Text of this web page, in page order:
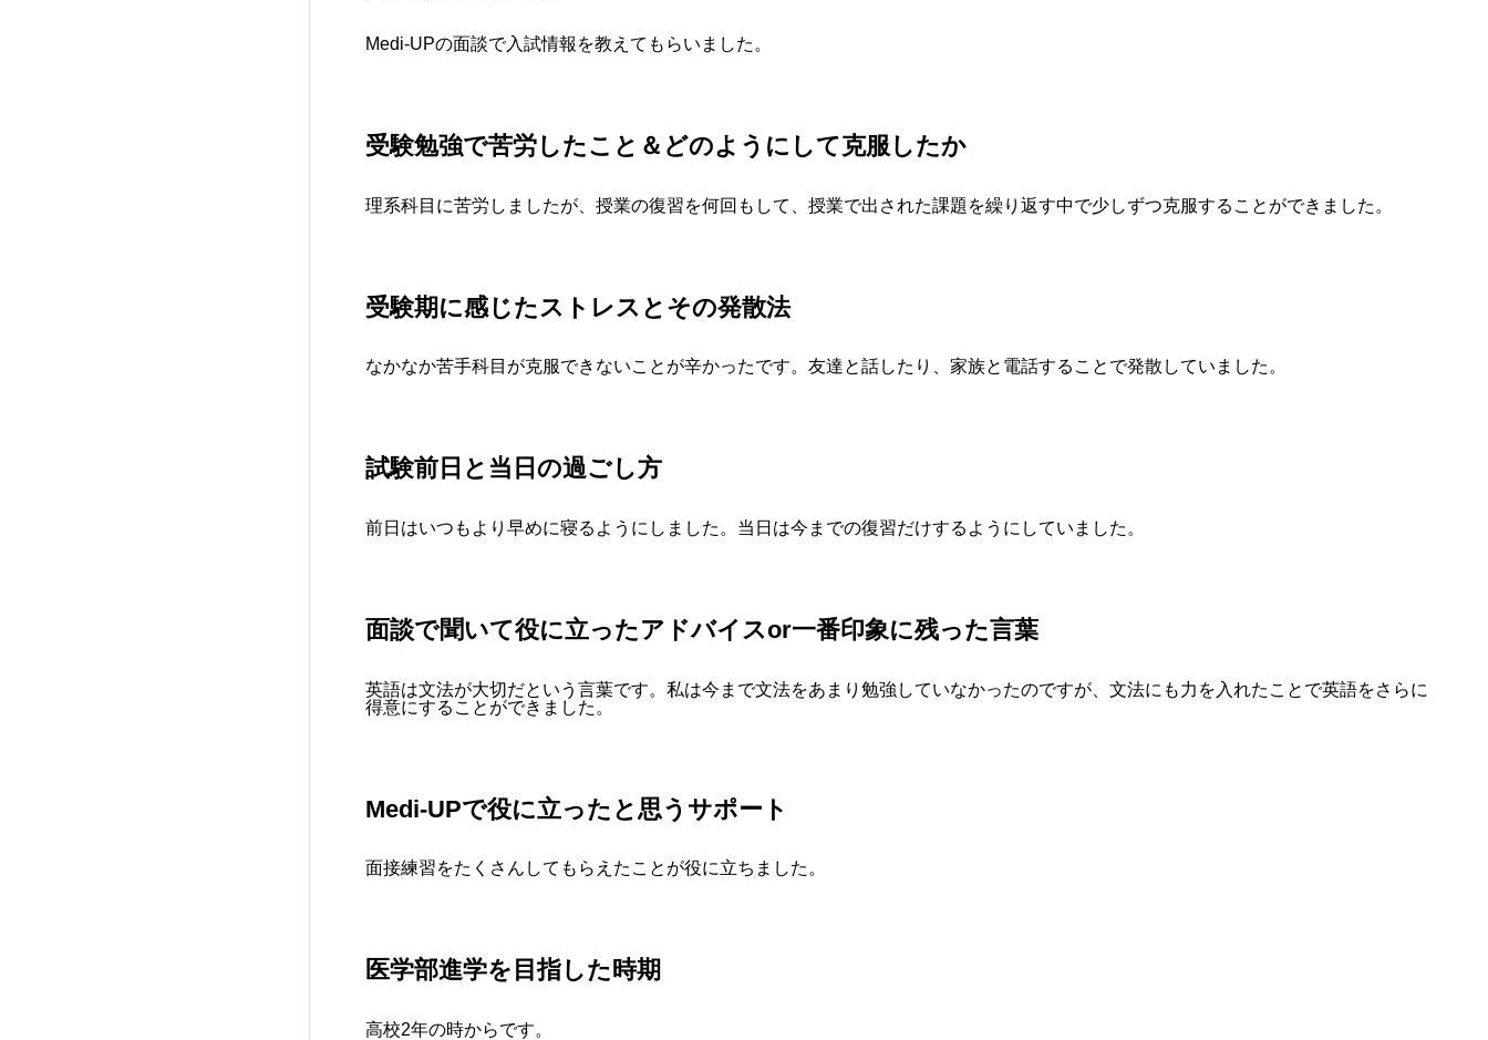
Medi-UPの面談で入試情報を教えてもらいました。
受験勉強で苦労したこと＆どのようにして克服したか
理系科目に苦労しましたが、授業の復習を何回もして、授業で出された課題を繰り返す中で少しずつ克服することができました。
受験期に感じたストレスとその発散法
なかなか苦手科目が克服できないことが辛かったです。友達と話したり、家族と電話することで発散していました。
試験前日と当日の過ごし方
前日はいつもより早めに寝るようにしました。当日は今までの復習だけするようにしていました。
面談で聞いて役に立ったアドバイスor一番印象に残った言葉
英語は文法が大切だという言葉です。私は今まで文法をあまり勉強していなかったのですが、文法にも力を入れたことで英語をさらに
得意にすることができました。
Medi-UPで役に立ったと思うサポート
面接練習をたくさんしてもらえたことが役に立ちました。
医学部進学を目指した時期
高校2年の時からです。